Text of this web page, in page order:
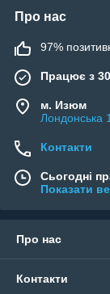
Про нас
97%
Працює з
м. Изюм
Лондонська
Контакти
Сьогодні
Показати
Про нас
Контакти